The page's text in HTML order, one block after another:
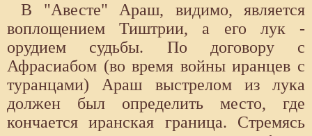
В "Авесте" Араш, видимо, является
воплощением Тиштрии, а его лук -
орудием судьбы. По договору с
Афрасиабом (во время войны иранцев с
туранцами) Араш выстрелом из лука
должен был определить место, где
кончается иранская граница. Стремясь